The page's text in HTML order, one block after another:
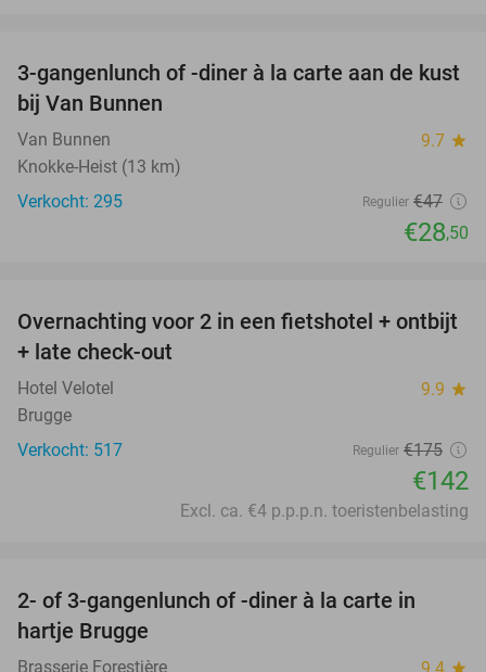
39%
3-gangenlunch of -diner à la carte aan de kust
bij Van Bunnen
Van Bunnen 9.7 star
Knokke-Heist (13 km)
Verkocht: 295
Regulier €47
€28,50
19%
Overnachting voor 2 in een fietshotel + ontbijt
+ late check-out
Hotel Velotel 9.9 star
Brugge
Verkocht: 517
Regulier €175
€142
Excl. ca. €4 p.p.p.n. toeristenbelasting
2- of 3-gangenlunch of -diner à la carte in
hartje Brugge
Brasserie Forestière 9.4 star